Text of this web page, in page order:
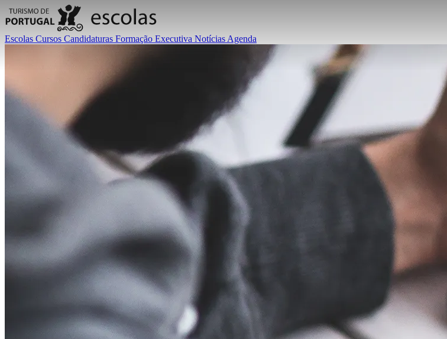
Escolas Cursos Candidaturas Formação Executiva Notícias Agenda